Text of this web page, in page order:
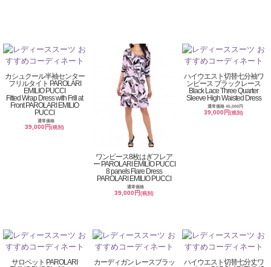
カシュクール半袖センター
フリルタイト PAROLARI
EMILIO PUCCI
Fitted Wrap Dress with Frill at
Front PAROLARI EMILIO
PUCCI
通常価格
39,000円(税別)
ワンピース8枚はぎフレア
ー PAROLARI EMILIO PUCCI
8 panels Flare Dress
PAROLARI EMILIO PUCCI
通常価格
39,000円(税別)
ハイウエスト切替七分袖ワ
ンピース ブラックレース
Black Lace Three Quarter
Sleeve High Waisted Dress
通常価格 45,000円
39,000円(税別)
サロペット PAROLARI
カーディガン レースブラッ
ハイウエスト切替七分丈ワ